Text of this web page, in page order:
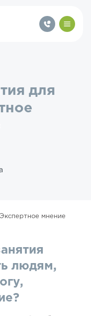
для
людям,